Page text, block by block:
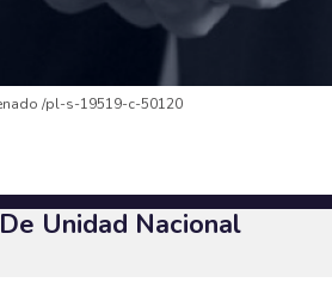
pl-s-19519-c-50120
Unidad Nacional